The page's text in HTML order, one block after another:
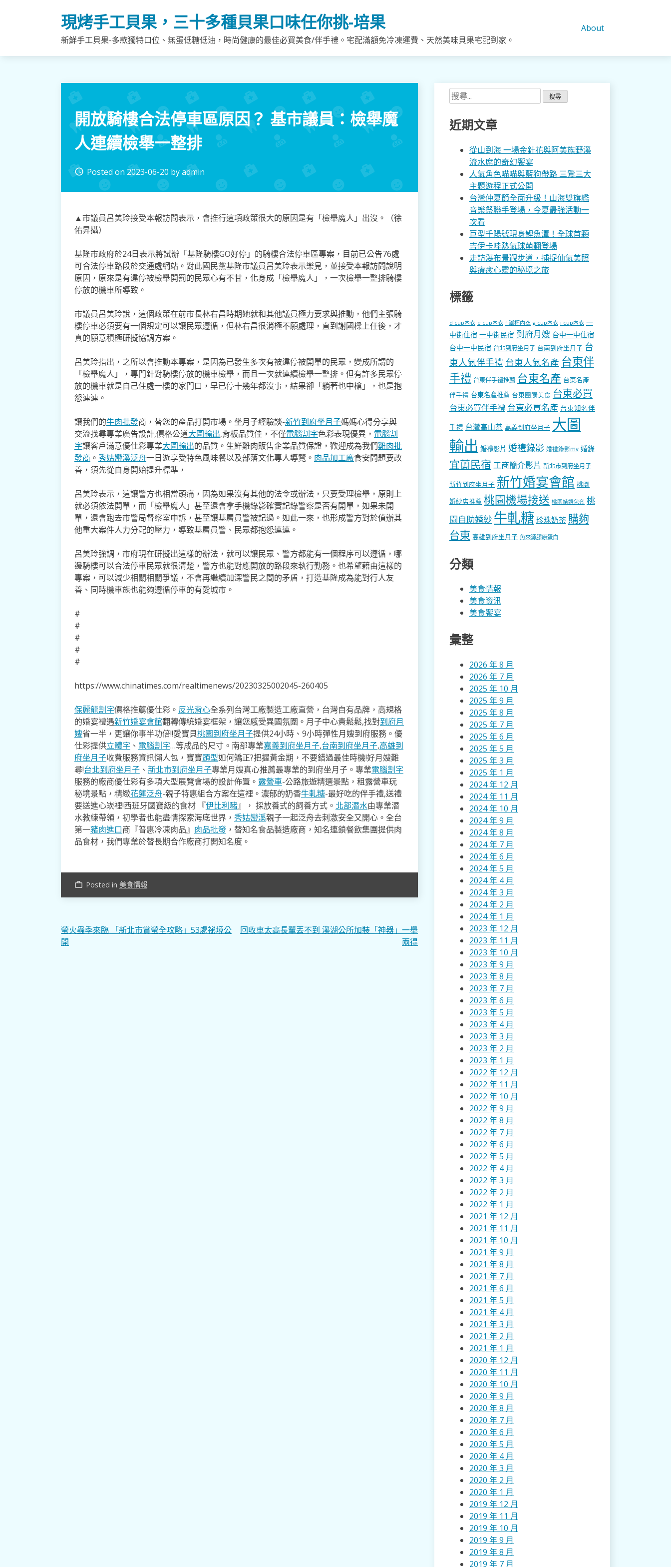
現烤手工貝果，三十多種貝果口味任你挑-培果
新鮮手工貝果-多款獨特口位、無蛋低糖低油，時尚健康的最佳必買美食/伴手禮。宅配滿額免冷凍運費、天然美味貝果宅配到家。
About
開放騎樓合法停車區原因？ 基市議員：檢舉魔
人連續檢舉一整排
access_time Posted on2023-06-20 byadmin
▲市議員呂美玲接受本報訪問表示，會推行這項政策很大的原因是有「檢舉魔人」出沒。（徐
佑昇攝）
基隆市政府於24日表示將試辦「基隆騎樓GO好停」的騎樓合法停車區專案，目前已公告76處
可合法停車路段於交通處網站。對此國民黨基隆市議員呂美玲表示樂見，並接受本報訪問說明
原因，原來是有違停被檢舉開罰的民眾心有不甘，化身成「檢舉魔人」，一次檢舉一整排騎樓
停放的機車所導致。
市議員呂美玲說，這個政策在前市長林右昌時期她就和其他議員極力要求與推動，他們主張騎
樓停車必須要有一個規定可以讓民眾遵循，但林右昌很消極不願處理，直到謝國樑上任後，才
真的願意積極研擬協調方案。
呂美玲指出，之所以會推動本專案，是因為已發生多次有被違停被開單的民眾，變成所謂的
「檢舉魔人」，專門針對騎樓停放的機車檢舉，而且一次就連續檢舉一整排。但有許多民眾停
放的機車就是自己住處一樓的家門口，早已停十幾年都沒事，結果卻「躺著也中槍」，也是抱
怨連連。
讓我們的牛肉批發商，替您的產品打開市場。坐月子經驗談-新竹到府坐月子媽媽心得分享與
交流找尋專業廣告設計,價格公道大圖輸出,背板品質佳，不僅電腦割字色彩表現優異， 電腦割
字讓客戶滿意優仕彩專業大圖輸出的品質。生鮮雞肉販售企業品質保證，歡迎成為我們雞肉批
發商 。 秀姑巒溪泛舟一日遊享受特色風味餐以及部落文化專人導覽。 肉品加工廠食安問題要改
善，須先從自身開始提升標準，
呂美玲表示，這讓警方也相當頭痛，因為如果沒有其他的法令或辦法，只要受理檢舉，原則上
就必須依法開單，而「檢舉魔人」甚至還會拿手機錄影確實記錄警察是否有開單，如果未開
單，還會跑去市警局督察室申訴，甚至讓基層員警被記過。如此一來，也形成警方對於偵辦其
他重大案件人力分配的壓力，導致基層員警、民眾都抱怨連連。
呂美玲強調，市府現在研擬出這樣的辦法，就可以讓民眾、警方都能有一個程序可以遵循，哪
邊騎樓可以合法停車民眾就很清楚，警方也能對應開放的路段來執行勤務。也希望藉由這樣的
專案，可以減少相關相關爭議，不會再繼續加深警民之間的矛盾，打造基隆成為能對行人友
善、同時機車族也能夠遵循停車的有愛城市。
#
#
#
#
#
https://www.chinatimes.com/realtimenews/20230325002045-260405
保麗龍割字價格推薦優仕彩。 反光背心全系列台灣工廠製造工廠直營，台灣自有品牌，高規格
的婚宴禮遇新竹婚宴會館翻轉傳統婚宴框架，讓您感受異國氛圍。月子中心貴鬆鬆,找對到府月
嫂省一半，更讓你事半功倍!!愛寶貝桃園到府坐月子提供24小時、9小時彈性月嫂到府服務。優
仕彩提供立體字 、 電腦割字…等成品的尺寸。南部專業嘉義到府坐月子,台南到府坐月子,高雄到
府坐月子收費服務資訊懶人包，寶寶頭型如何矯正?把握黃金期，不要錯過最佳時機!好月嫂難
尋!台北到府坐月子、 新北市到府坐月子專業月嫂真心推薦最專業的到府坐月子。專業電腦割字
服務的廠商優仕彩有多項大型展覽會場的設計佈置。 露營車-公路旅遊精選景點，租露營車玩
秘境景點，精緻花蓮泛舟-親子特惠組合方案在這裡。濃郁的奶香牛軋糖-最好吃的伴手禮,送禮
要送進心崁裡!西班牙國寶級的食材 『伊比利豬』， 採放養式的飼養方式。 北部潛水由專業潛
水教練帶領，初學者也能盡情探索海底世界， 秀姑巒溪親子一起泛舟去​刺激安全又開心。全台
第一豬肉進口商『普惠冷凍肉品』 肉品批發，替知名食品製造廠商，知名連鎖餐飲集團提供肉
品食材，我們專業於替長期合作廠商打開知名度。
work_outline Posted in 美食情報
文
章
螢火蟲季來臨 「新北市賞螢全攻略」53處祕境公
開
回收車太高長輩丟不到 溪湖公所加裝「神器」一舉
兩得
搜
尋
關
鍵
近期文章
從山到海 一場金針花與阿美族野溪
流水席的奇幻饗宴
人氣角色喵喵與藍狗帶路 三鶯三大
主題遊程正式公開
台灣仲夏節全面升級！山海雙旗艦
音樂祭聯手登場，今夏最強活動一
次看
巨型千陽號現身鯉魚潭！全球首顆
吉伊卡哇熱氣球萌翻登場
走訪瀑布景觀步道，捕捉仙氣美照
與療癒心靈的秘境之旅
標籤
d cup內衣 e cup內衣 f 罩杯內衣 g cup內衣 i cup內衣 一
中街住宿 一中街民宿 到府月嫂 台中一中住宿
台中一中民宿 台北到府坐月子 台南到府坐月子 台
東人氣伴手禮 台東人氣名產 台東伴
手禮 台東伴手禮推薦 台東名產 台東名產
伴手禮 台東名產推薦 台東團購美食 台東必買
台東必買伴手禮 台東必買名產 台東知名伴
手禮 台灣高山茶 嘉義到府坐月子 大圖
輸出 婚禮影片 婚禮錄影 婚禮錄影mv 婚錄
宜蘭民宿 工商簡介影片 新北市到府坐月子
新竹到府坐月子 新竹婚宴會館 桃園
婚紗店推薦 桃園機場接送 桃園結婚包套 桃
園自助婚紗 牛軋糖 珍珠奶茶 購夠
台東 高雄到府坐月子 魚來源膠原蛋白
分類
美食情報
美食资讯
美食饗宴
彙整
2026 年 8 月
2026 年 7 月
2025 年 10 月
2025 年 9 月
2025 年 8 月
2025 年 7 月
2025 年 6 月
2025 年 5 月
2025 年 3 月
2025 年 1 月
2024 年 12 月
2024 年 11 月
2024 年 10 月
2024 年 9 月
2024 年 8 月
2024 年 7 月
2024 年 6 月
2024 年 5 月
2024 年 4 月
2024 年 3 月
2024 年 2 月
2024 年 1 月
2023 年 12 月
2023 年 11 月
2023 年 10 月
2023 年 9 月
2023 年 8 月
2023 年 7 月
2023 年 6 月
2023 年 5 月
2023 年 4 月
2023 年 3 月
2023 年 2 月
2023 年 1 月
2022 年 12 月
2022 年 11 月
2022 年 10 月
2022 年 9 月
2022 年 8 月
2022 年 7 月
2022 年 6 月
2022 年 5 月
2022 年 4 月
2022 年 3 月
2022 年 2 月
2022 年 1 月
2021 年 12 月
2021 年 11 月
2021 年 10 月
2021 年 9 月
2021 年 8 月
2021 年 7 月
2021 年 6 月
2021 年 5 月
2021 年 4 月
2021 年 3 月
2021 年 2 月
2021 年 1 月
2020 年 12 月
2020 年 11 月
2020 年 10 月
2020 年 9 月
2020 年 8 月
2020 年 7 月
2020 年 6 月
2020 年 5 月
2020 年 4 月
2020 年 3 月
2020 年 2 月
2020 年 1 月
2019 年 12 月
2019 年 11 月
2019 年 10 月
2019 年 9 月
2019 年 8 月
2019 年 7 月